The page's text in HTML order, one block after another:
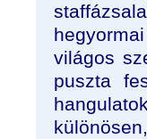
világos
puszta